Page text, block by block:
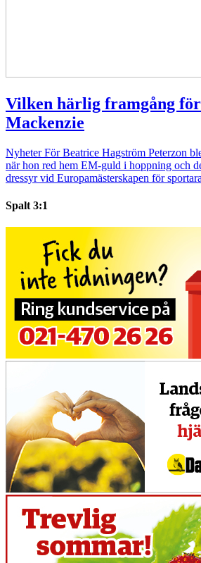
Vilken härlig framgång
Mackenzie
Nyheter För Beatrice Hagström Peterzon
när hon red hem EM-guld i hoppning och
dressyr vid Europamästerskapen för
Spalt 3:1